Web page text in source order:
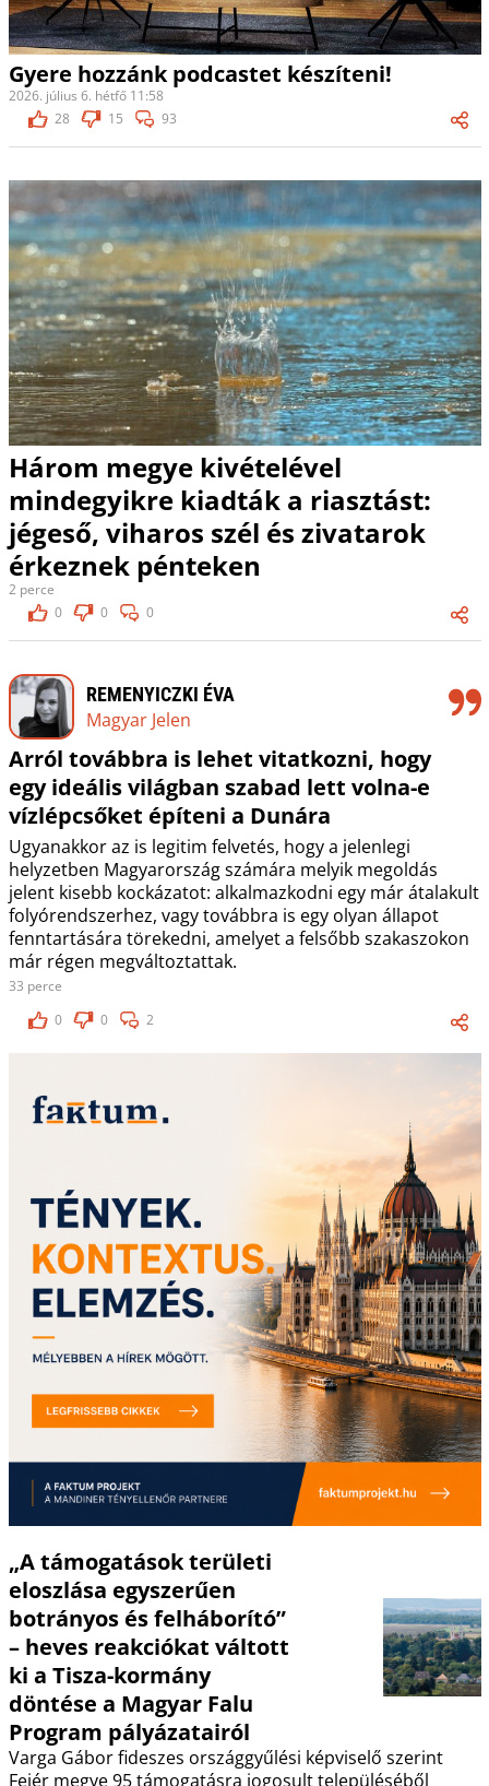
Gyere hozzánk podcastet készíteni!
2026. július 6. hétfő 11:58
28
15 93
Három megye kivételével
mindegyikre kiadták a riasztást:
jégeső, viharos szél és zivatarok
érkeznek pénteken
2 perce
0
0 0
REMENYICZKI ÉVA
Magyar Jelen
Arról továbbra is lehet vitatkozni, hogy
egy ideális világban szabad lett volna-e
vízlépcsőket építeni a Dunára
Ugyanakkor az is legitim felvetés, hogy a jelenlegi
helyzetben Magyarország számára melyik megoldás
jelent kisebb kockázatot: alkalmazkodni egy már átalakult
folyórendszerhez, vagy továbbra is egy olyan állapot
fenntartására törekedni, amelyet a felsőbb szakaszokon
már régen megváltoztattak.
33 perce
0
0 2
„A támogatások területi
eloszlása egyszerűen
botrányos és felháborító”
– heves reakciókat váltott
ki a Tisza-kormány
döntése a Magyar Falu
Program pályázatairól
Varga Gábor fideszes országgyűlési képviselő szerint
Fejér megye 95 támogatásra jogosult településéből